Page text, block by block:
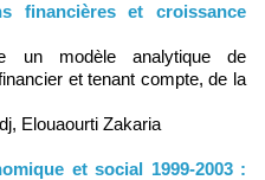
financières et croissance
un modèle analytique de
et tenant compte, de la
Elouaourti Zakaria
et social 1999-2003 :